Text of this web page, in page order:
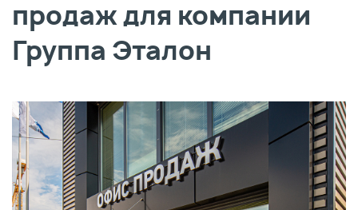
продаж для компании
Группа Эталон